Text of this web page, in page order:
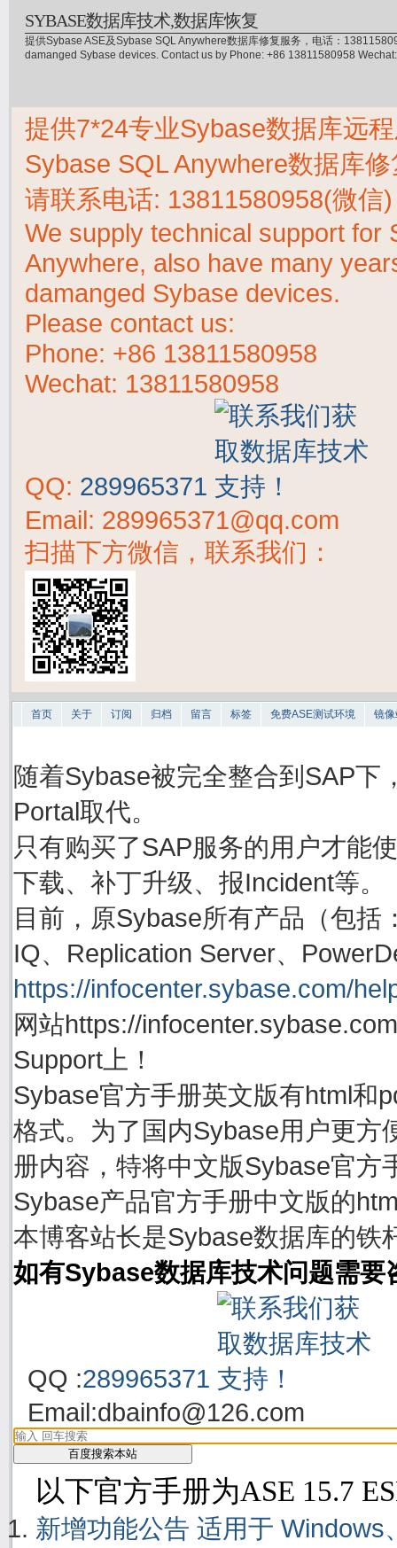
SYBASE数据库技术,数据库恢复
提供Sybase ASE及Sybase SQL Anywhere数据库修复服务，电话：
damanged Sybase devices. Contact us by Phone: +86 13811580958
提供7*24专业Sybase数据库远
Sybase SQL Anywhere数据库
请联系电话: 13811580958(微信
We supply technical support for
Anywhere, also have many
damanged Sybase devices.
Please contact us:
Phone: +86 13811580958
Wechat: 13811580958
QQ: 289965371
Email: 289965371@qq.com
扫描下方微信，联系我们：
首页 关于 订阅 归档 留言 标签 免费ASE测试环境 镜
随着Sybase被完全整合到SAP下
Portal取代。
只有购买了SAP服务的用户才能
下载、补丁升级、报Incident等。
目前，原Sybase所有产品（包
IQ、Replication Server、
https://infocenter.sybase.com/
网站https://
Support上！
Sybase官方手册英文版有html和
格式。为了国内Sybase用户更方
册内容，特将中文版Sybase官方
Sybase产品官方手册中文版的
本博客站长是Sybase数据库的铁
如有Sybase数据库技术问题需要
QQ :289965371
Email:dbainfo@126.com
以下官方手册为ASE 15.7
新增功能公告 适用于